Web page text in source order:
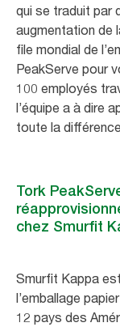
qui se traduit par
augmentation de
file mondial de
PeakServe pour
100 employés
l’équipe a à dire
toute la
Tork
chez Smurfit
Smurfit Kappa
l’emballage
12 pays des